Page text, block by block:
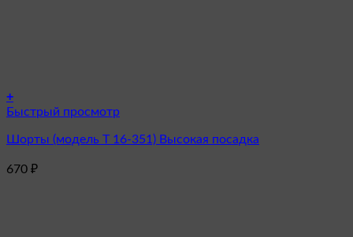
+
Этот
имеет
вариаций.
Быстрый просмотр
Шорты (модель Т 16-351) Высокая посадка
670 ₽